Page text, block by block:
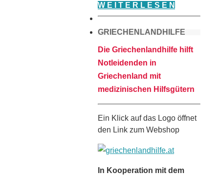
W E I T E R L E S E N
GRIECHENLANDHILFE
Die Griechenlandhilfe hilft
Notleidenden in
Griechenland mit
medizinischen Hilfsgütern
Ein Klick auf das Logo öffnet
den Link zum Webshop
In Kooperation mit dem